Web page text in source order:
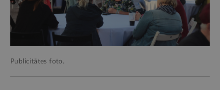
Publicitātes foto.